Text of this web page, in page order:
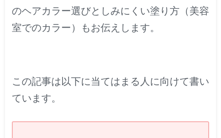
のヘアカラー選びとしみにくい塗り方（美容
室でのカラー）もお伝えします。
この記事は以下に当てはまる人に向けて書い
ています。